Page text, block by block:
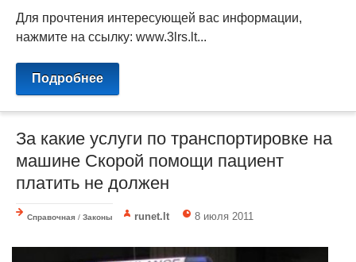
Для прочтения интересующей вас информации,
нажмите на ссылку: www.3lrs.lt...
Подробнее
За какие услуги по транспортировке на
машине Скорой помощи пациент
платить не должен
Справочная / Законы runet.lt 8 июля 2011